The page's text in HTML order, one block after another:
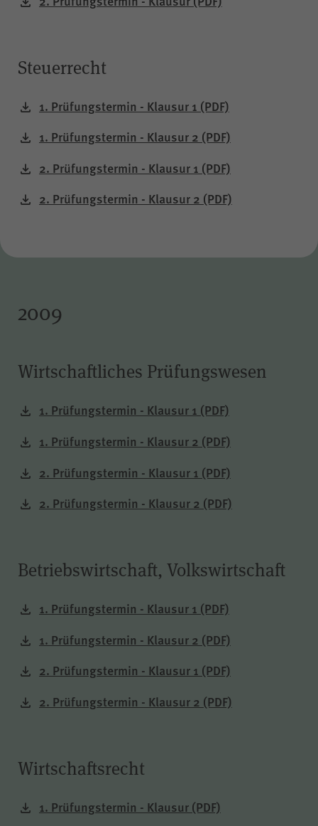
Steuerrecht
1. Prüfungstermin - Klausur 1 (PDF)
1. Prüfungstermin - Klausur 2 (PDF)
2. Prüfungstermin - Klausur 1 (PDF)
2. Prüfungstermin - Klausur 2 (PDF)
2009
Wirtschaftliches Prüfungswesen
1. Prüfungstermin - Klausur 1 (PDF)
1. Prüfungstermin - Klausur 2 (PDF)
2. Prüfungstermin - Klausur 1 (PDF)
2. Prüfungstermin - Klausur 2 (PDF)
Betriebswirtschaft, Volkswirtschaft
1. Prüfungstermin - Klausur 1 (PDF)
1. Prüfungstermin - Klausur 2 (PDF)
2. Prüfungstermin - Klausur 1 (PDF)
2. Prüfungstermin - Klausur 2 (PDF)
Wirtschaftsrecht
1. Prüfungstermin - Klausur (PDF)